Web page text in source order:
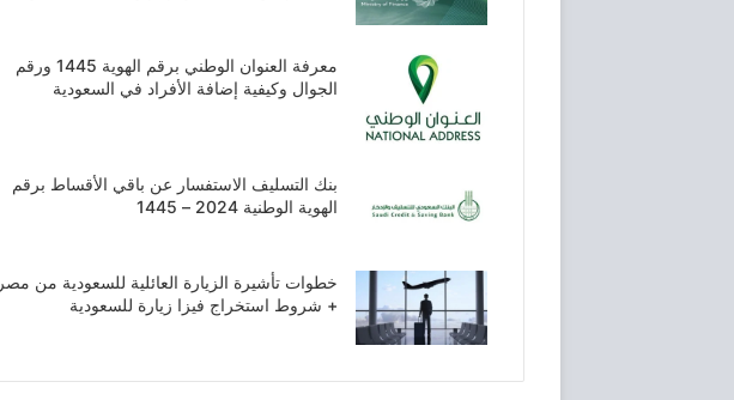
معرفة العنوان الوطني برقم الهوية 1445 ورقم
الجوال وكيفية إضافة الأفراد في السعودية
بنك التسليف الاستفسار عن باقي الأقساط برقم
الهوية الوطنية 2024 – 1445
خطوات تأشيرة الزيارة العائلية للسعودية من مصر
+ شروط استخراج فيزا زيارة للسعودية